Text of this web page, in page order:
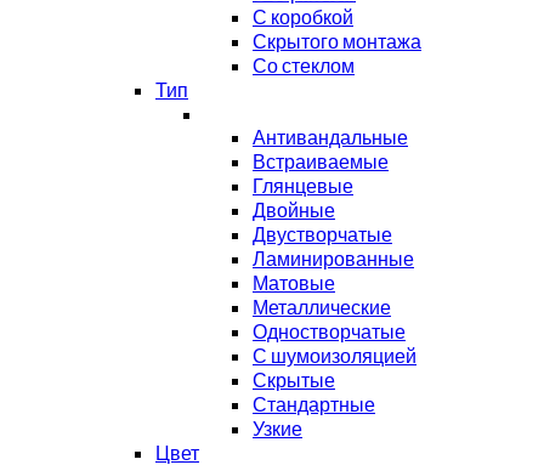
С коробкой
Скрытого монтажа
Со стеклом
Тип
Антивандальные
Встраиваемые
Глянцевые
Двойные
Двустворчатые
Ламинированные
Матовые
Металлические
Одностворчатые
С шумоизоляцией
Скрытые
Стандартные
Узкие
Цвет